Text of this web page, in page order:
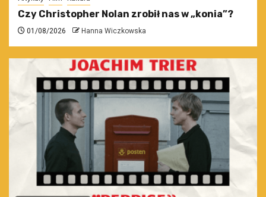
Czy Christopher Nolan zrobił nas w „konia”?
01/08/2026 Hanna Wiczkowska